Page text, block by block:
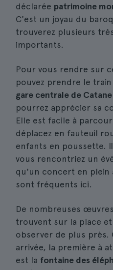
déclarée patrimoine
C'est un joyau du
trouverez plusieurs
importants.
Pour vous rendre sur
pouvez prendre le
gare centrale de Catane
pourrez apprécier sa
Elle est facile à
déplacez en fauteuil
enfants en poussette.
vous rencontriez un
qu'un concert en plein
sont fréquents ici.
De nombreuses
trouvent sur la place et
observer de plus près.
arrivée, la première à
est la fontaine des